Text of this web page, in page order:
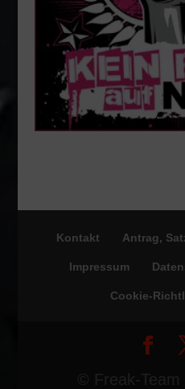
Kontakt Antrag,
Impressum
Cookie-